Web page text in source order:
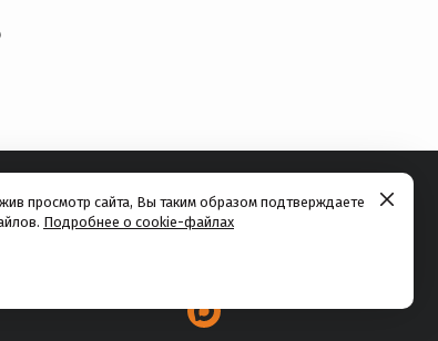
просмотр сайта, Вы таким образом подтверждаете
Подробнее о cookie-файлах